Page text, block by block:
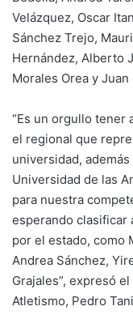
Velázquez, Oscar
Sánchez Trejo,
Hernández, Alberto
Morales Orea y
“Es un orgullo tener
el regional que
universidad,
Universidad de las
para nuestra
esperando clasificar
por el estado, como
Andrea Sánchez,
Grajales”, expresó
Atletismo, Pedro